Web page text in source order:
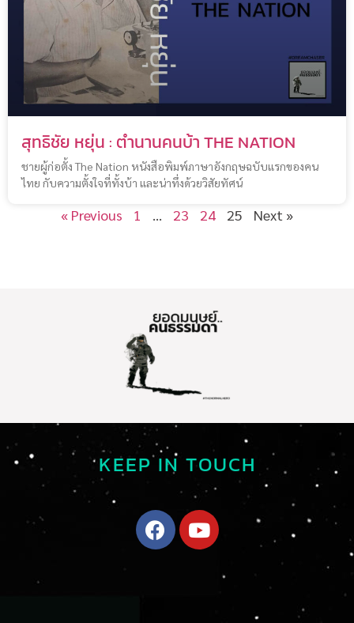
สุทธิชัย หยุ่น : ตำนานคนบ้า THE NATION
ชายผู้ก่อตั้ง The Nation หนังสือพิมพ์ภาษาอังกฤษฉบับแรกของคน
ไทย กับความตั้งใจที่ทั้งบ้า และน่าทึ่งด้วยวิสัยทัศน์
« Previous 1 … 23 24 25 Next »
KEEP IN TOUCH